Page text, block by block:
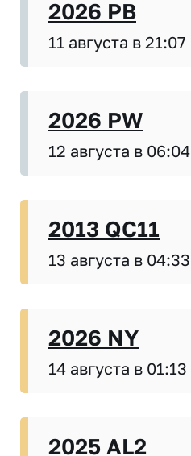
2026 PB
11 августа в 21:07
2026 PW
12 августа в 06:04
2013 QC11
13 августа в 04:33
2026 NY
14 августа в 01:13
2025 AL2